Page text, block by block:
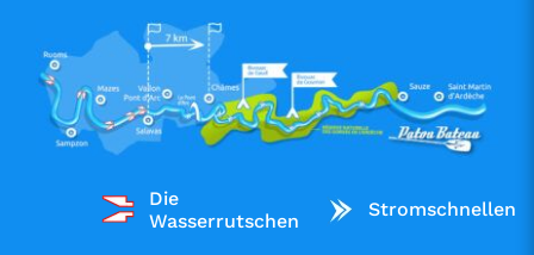
Die
Wasserrutschen
Stromschnellen